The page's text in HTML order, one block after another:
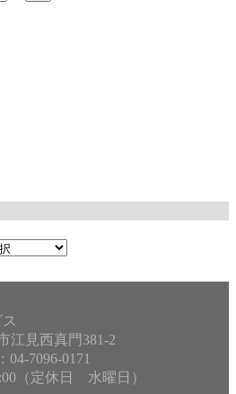
江見西真門381-2
04-7096-0171
（定休日 水曜日）